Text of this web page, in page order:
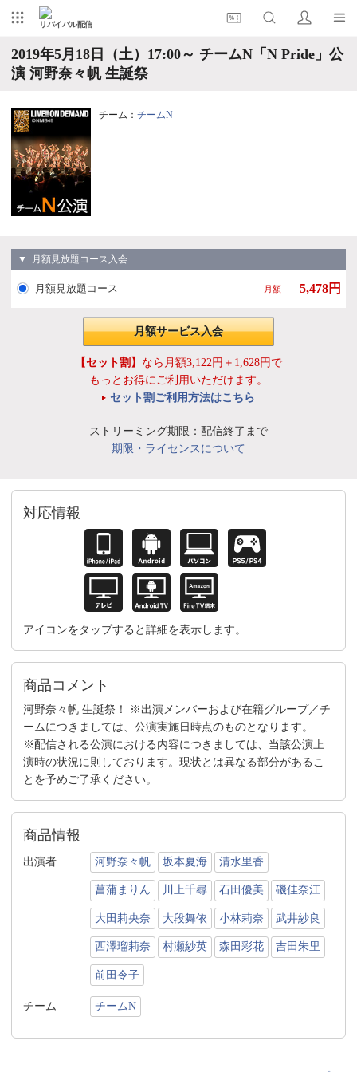
リバイバル配信
2019年5月18日（土）17:00～ チームN「N Pride」公
演 河野奈々帆 生誕祭
チーム： チームN
▼ 月額見放題コース入会
月額見放題コース 月額 5,478円
月額サービス入会
【セット割】 なら月額3,122円＋1,628円で
もっとお得にご利用いただけます。
セット割ご利用方法はこちら
ストリーミング期限：配信終了まで
期限・ライセンスについて
対応情報
アイコンをタップすると詳細を表示します。
商品コメント
河野奈々帆 生誕祭！ ※出演メンバーおよび在籍グループ／チ
ームにつきましては、公演実施日時点のものとなります。
※配信される公演における内容につきましては、当該公演上
演時の状況に則しております。現状とは異なる部分があるこ
とを予めご了承ください。
商品情報
出演者 河野奈々帆 坂本夏海 清水里香
菖蒲まりん 川上千尋 石田優美 磯佳奈江
大田莉央奈 大段舞依 小林莉奈 武井紗良
西澤瑠莉奈 村瀬紗英 森田彩花 吉田朱里
前田令子
チーム チームN